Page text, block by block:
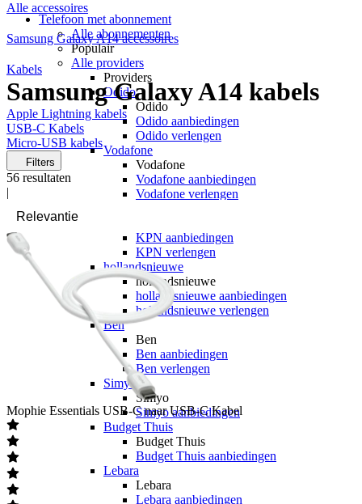
Telefoon met abonnement
Alle abonnementen
Populair
Alle providers
Providers
Odido
Odido
Odido aanbiedingen
Odido verlengen
Vodafone
Vodafone
Vodafone aanbiedingen
Vodafone verlengen
KPN aanbiedingen
KPN verlengen
hollandsnieuwe
hollandsnieuwe
hollandsnieuwe aanbiedingen
hollandsnieuwe verlengen
Ben
Ben
Ben aanbiedingen
Ben verlengen
Simyo
Simyo
Simyo aanbiedingen
Budget Thuis
Budget Thuis
Budget Thuis aanbiedingen
Lebara
Lebara
Lebara aanbiedingen
Alle accessoires
Samsung Galaxy A14 accessoires
Kabels
Samsung Galaxy A14 kabels
Apple Lightning kabels
USB-C Kabels
Micro-USB kabels
Filters
56 resultaten
|
Mophie Essentials USB-C naar USB-C Kabel